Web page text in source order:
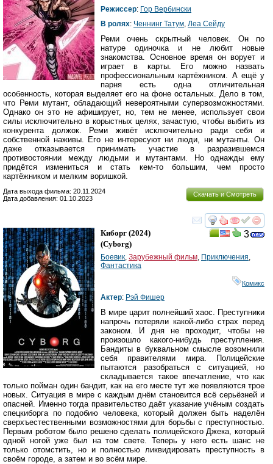
Режиссер: Гор Вербински
В ролях: Ченнинг Татум, Леа Сейду
Реми очень скрытный человек. Он по
натуре одиночка и не любит новые
знакомства. Основное время он ворует и
играет в карты. Его можно назвать
профессиональным картёжником. А ещё у
парня есть одна отличительная
особенность, которая выделяет его на фоне остальных. Дело в том,
что Реми мутант, обладающий невероятными супервозможностями.
Однако он это не афиширует, но, тем не менее, использует свои
силы исключительно в корыстных целях, зачастую, чтобы выбить из
конкурента должок. Реми живёт исключительно ради себя и
собственной наживы. Его не интересуют ни люди, ни мутанты. Он
даже отказывается принимать участие в разразившемся
противостоянии между людьми и мутантами. Но однажды ему
придётся измениться и стать кем-то большим, чем просто
картёжником и мелким воришкой.
Скачать и Смотреть
Дата выхода фильма: 20.11.2024
Дата добавления: 01.10.2023
смотреть
3
Киборг (2024)
(Cyborg)
Боевик, Зарубежный фильм, Приключения,
Фантастика
Комикс
Актер: Рэй Фишер
В мире царит полнейший хаос. Преступники
напрочь потеряли какой-либо страх перед
законом. И дня не проходит, чтобы не
произошло какого-нибудь преступления.
Бандиты в буквальном смысле возомнили
себя правителями мира. Полицейские
пытаются разобраться с ситуацией, но
складывается такое впечатление, что как
только пойман один бандит, как на его месте тут же появляются трое
новых. Ситуация в мире с каждым днём становится всё серьёзней и
опасней. Именно тогда правительство даёт указание учёным создать
спецкиборга по подобию человека, который должен быть наделён
сверхъестественными возможностями для борьбы с преступностью.
Первым роботом было решено сделать полицейского Джека, который
одной ногой уже был на том свете. Теперь у него есть шанс не
только отомстить, но и полностью ликвидировать преступность в
своём городе, а затем и во всём мире.